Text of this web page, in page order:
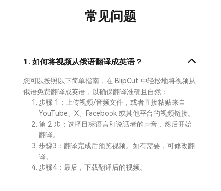
常见问题
1. 如何将视频从俄语翻译成英语？
您可以按照以下简单指南，在 BlipCut 中轻松地将视频从
俄语免费翻译成英语，以确保翻译准确且自然：
步骤 1：上传视频/音频文件，或者直接粘贴来自
YouTube、X、Facebook 或其他平台的视频链接。
第 2 步：选择目标语言和说话者的声音，然后开始
翻译。
步骤3：翻译完成后预览视频。如有需要，可修改翻
译。
步骤4：最后，下载翻译后的视频。